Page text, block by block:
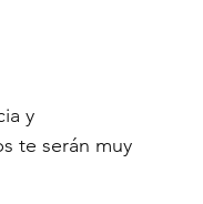
y
te serán muy